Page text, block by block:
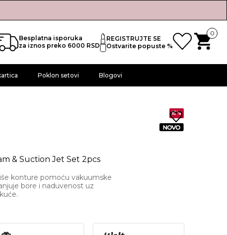
Besplatna isporuka
za iznos preko 6000 RSD
REGISTRUJTE SE
Ostvarite popuste %
0
Poklon setovi Blogovi
15%
& Suction Jet Set 2pcs
konture pomoću vakuumske
bore i naduvenost uz